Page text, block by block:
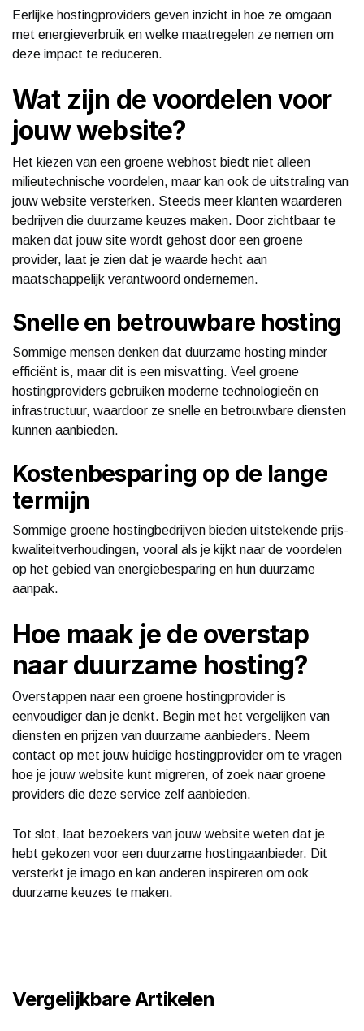
Eerlijke hostingproviders geven inzicht in hoe ze omgaan
met energieverbruik en welke maatregelen ze nemen om
deze impact te reduceren.
Wat zijn de voordelen voor
jouw website?
Het kiezen van een groene webhost biedt niet alleen
milieutechnische voordelen, maar kan ook de uitstraling van
jouw website versterken. Steeds meer klanten waarderen
bedrijven die duurzame keuzes maken. Door zichtbaar te
maken dat jouw site wordt gehost door een groene
provider, laat je zien dat je waarde hecht aan
maatschappelijk verantwoord ondernemen.
Snelle en betrouwbare hosting
Sommige mensen denken dat duurzame hosting minder
efficiënt is, maar dit is een misvatting. Veel groene
hostingproviders gebruiken moderne technologieën en
infrastructuur, waardoor ze snelle en betrouwbare diensten
kunnen aanbieden.
Kostenbesparing op de lange
termijn
Sommige groene hostingbedrijven bieden uitstekende prijs-
kwaliteitverhoudingen, vooral als je kijkt naar de voordelen
op het gebied van energiebesparing en hun duurzame
aanpak.
Hoe maak je de overstap
naar duurzame hosting?
Overstappen naar een groene hostingprovider is
eenvoudiger dan je denkt. Begin met het vergelijken van
diensten en prijzen van duurzame aanbieders. Neem
contact op met jouw huidige hostingprovider om te vragen
hoe je jouw website kunt migreren, of zoek naar groene
providers die deze service zelf aanbieden.
Tot slot, laat bezoekers van jouw website weten dat je
hebt gekozen voor een duurzame hostingaanbieder. Dit
versterkt je imago en kan anderen inspireren om ook
duurzame keuzes te maken.
Vergelijkbare Artikelen